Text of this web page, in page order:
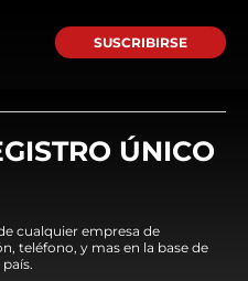
SUSCRIBIRSE
ÚNICO
cualquier empresa de
teléfono, y mas en la base de